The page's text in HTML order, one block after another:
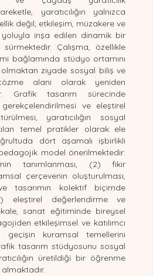
yaratıcılığın yalnızca
değil; etkileşim, müzakere ve
inşa edilen dinamik bir
Çalışma, özellikle
bağlamında stüdyo ortamını
ziyade sosyal biliş ve
alanı olarak yeniden
Grafik tasarım sürecinde
gerekçelendirilmesi ve eleştirel
yaratıcılığın sosyal
temel pratikler olarak ele
dört aşamalı işbirlikli
model önerilmektedir:
tanımlanması, (2) fikir
çerçevenin oluşturulması,
tasarımın kolektif biçimde
eleştirel değerlendirme ve
sanat eğitiminde bireysel
etkileşimsel ve katılımcı
geçişin kuramsal temellerini
tasarım stüdyosunu sosyal
üretildiği bir öğrenme